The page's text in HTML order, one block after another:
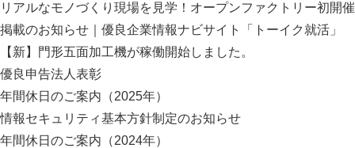
リアルなモノづくり現場を見学！オープンファクトリー初開催
掲載のお知らせ｜優良企業情報ナビサイト「トーイク就活」
【新】門形五面加工機が稼働開始しました。
優良申告法人表彰
年間休日のご案内（2025年）
情報セキュリティ基本方針制定のお知らせ
年間休日のご案内（2024年）